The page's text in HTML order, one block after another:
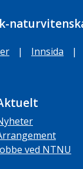
| Innsida |
ved NTNU